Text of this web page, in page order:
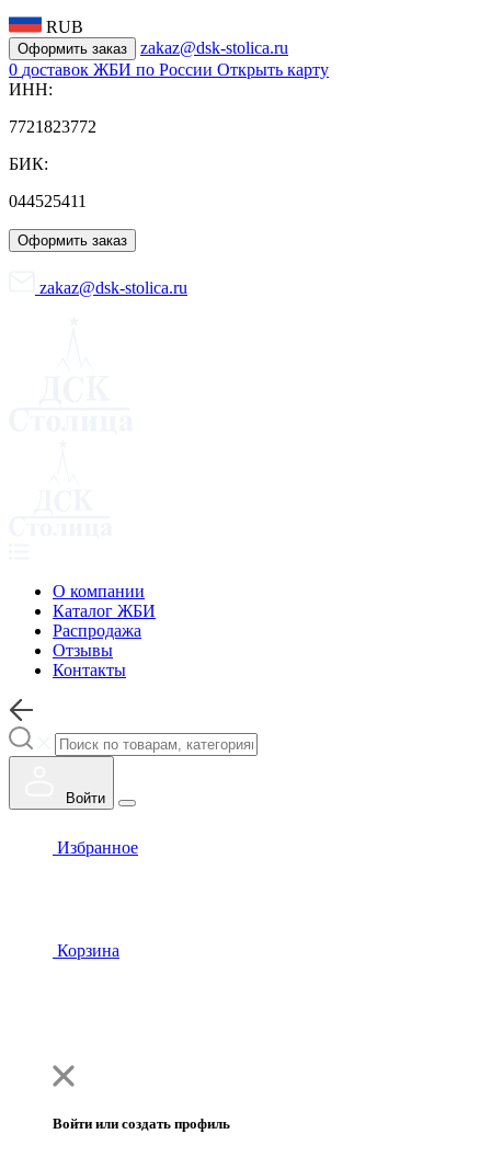
RUB
Оформить заказ
zakaz@dsk-stolica.ru
0 доставок ЖБИ по России Открыть карту
ИНН:
7721823772
БИК:
044525411
Оформить заказ
zakaz@dsk-stolica.ru
О компании
Каталог ЖБИ
Распродажа
Отзывы
Контакты
Войти
Избранное
Корзина
Войти или создать профиль